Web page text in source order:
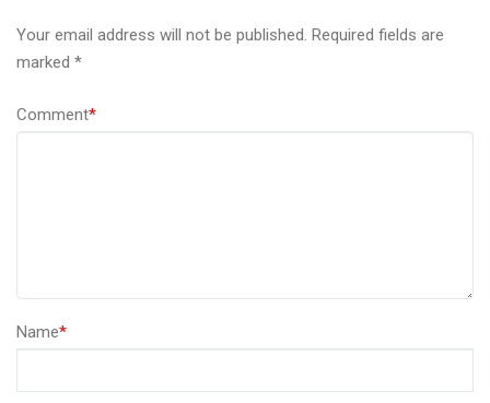
Your email address will not be published. Required fields are
marked *
Comment*
Name*